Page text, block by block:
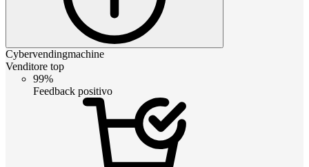
Cybervendingmachine
Venditore top
99%
Feedback positivo